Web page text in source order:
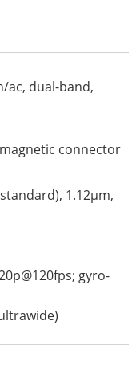
ac, dual-band,
connector
1.12µm,
gyro-